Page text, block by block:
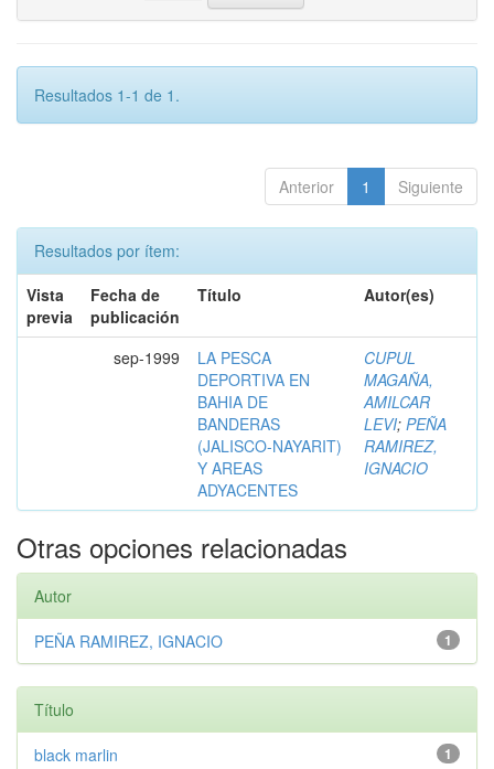
Resultados 1-1 de 1.
Anterior 1 Siguiente
Resultados por ítem:
Vista
previa
Fecha de
publicación
Título Autor(es)
sep-1999
LA PESCA
DEPORTIVA EN
BAHIA DE
BANDERAS
(JALISCO-NAYARIT)
Y AREAS
ADYACENTES
CUPUL
MAGAÑA,
AMILCAR
LEVI; PEÑA
RAMIREZ,
IGNACIO
Otras opciones relacionadas
Autor
1
PEÑA RAMIREZ, IGNACIO
Título
1
black marlin